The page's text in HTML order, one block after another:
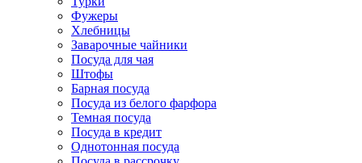
Фужеры
Хлебницы
Заварочные чайники
Посуда для чая
Штофы
Барная посуда
Посуда из белого фарфора
Темная посуда
Посуда в кредит
Однотонная посуда